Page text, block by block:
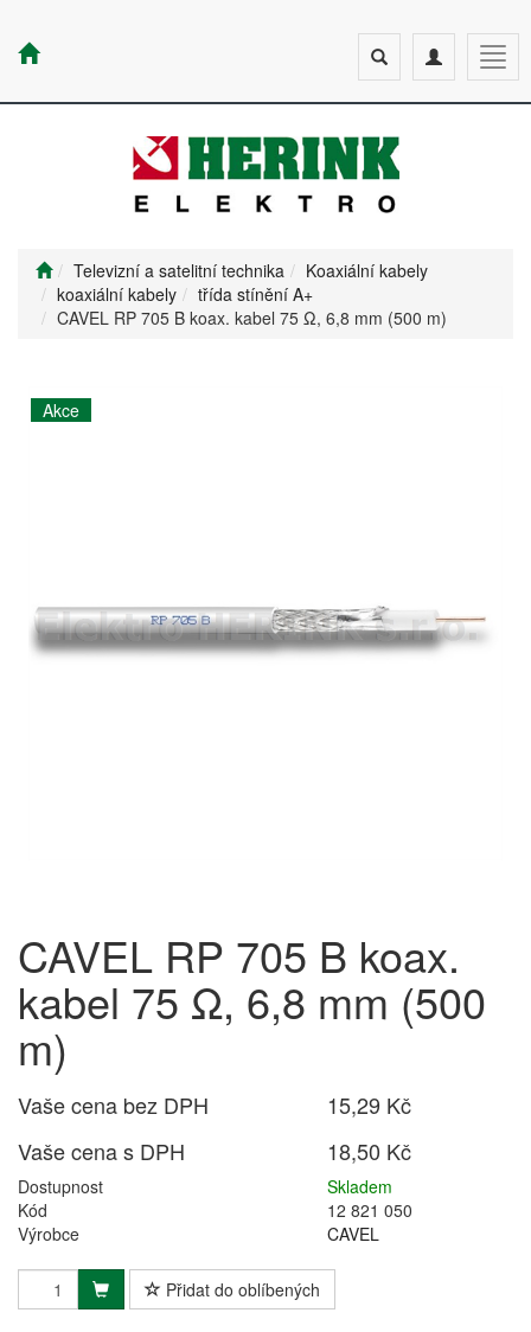
Toggle
navigation
Toggle
search
Televizní a satelitní technika
Koaxiální kabely
koaxiální kabely
třída stínění A+
CAVEL RP 705 B koax. kabel 75 Ω, 6,8 mm (500 m)
Akce
CAVEL RP 705 B koax.
kabel 75 Ω, 6,8 mm (500
m)
Vaše cena bez DPH
15,29 Kč
Vaše cena s DPH
18,50 Kč
Dostupnost
Skladem
Kód
12 821 050
Výrobce
CAVEL
Přidat do oblíbených